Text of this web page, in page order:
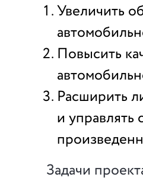
Увеличить
Повысить
Расширить
и управлять
Задачи